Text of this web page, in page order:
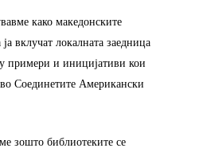
како македонските
вклучат локалната заедница
примери и иницијативи кои
Соединетите Американски
зошто библиотеките се
Почетна
Новости